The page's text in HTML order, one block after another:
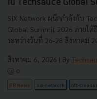
ใน Techsauce Global
SIX Network ผนึกกำลังกับ
Global Summit 2026 ภายใ
ระหว่างวันที่ 26-28 สิงหาคม
สิงหาคม 6, 2026 | By
0
PR News six-network nft-